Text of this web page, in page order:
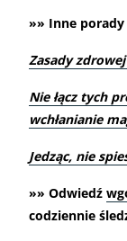
»» Inne
Zasady
Nie łącz tych
wchłanianie
Jedząc, nie
»» Odwiedź
codziennie